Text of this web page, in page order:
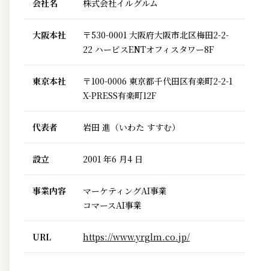
会社名 株式会社イルグルム
大阪本社
〒530-0001 大阪府大阪市北区梅田2-2-
22 ハービスENTオフィスタワー8F
東京本社
〒100-0006 東京都千代田区有楽町2-2-1
X-PRESS有楽町12F
代表者 岩田 進（いわた すすむ）
設立 2001 年6 月4 日
事業内容
マーケティングAI事業
コマースAI事業
URL https://www.yrglm.co.jp/